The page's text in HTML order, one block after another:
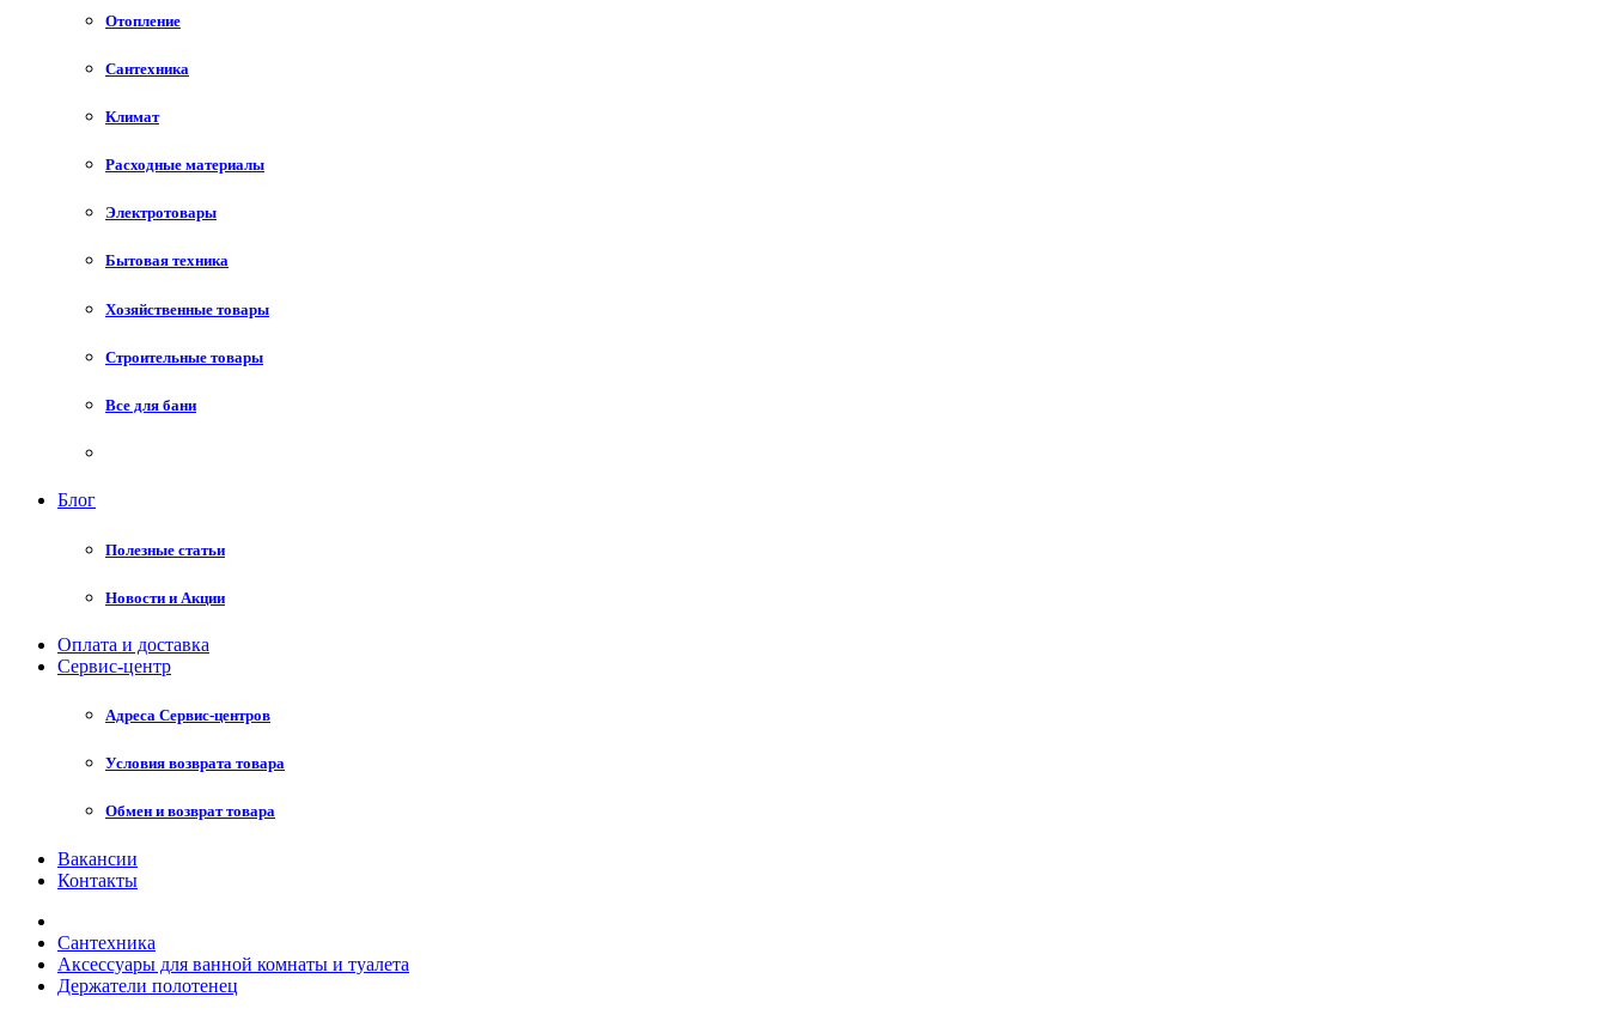
Отопление
Сантехника
Климат
Расходные материалы
Электротовары
Бытовая техника
Хозяйственные товары
Строительные товары
Все для бани
Блог
Полезные статьи
Новости и Акции
Оплата и доставка
Сервис-центр
Адреса Сервис-центров
Условия возврата товара
Обмен и возврат товара
Вакансии
Контакты
Сантехника
Аксессуары для ванной комнаты и туалета
Держатели полотенец